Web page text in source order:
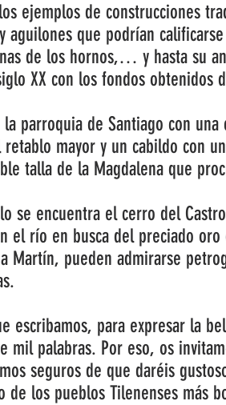
ejemplos de construcciones
aguilones que podrían
de los hornos,… y hasta su
XX con los fondos obtenidos
parroquia de Santiago con
mayor y un cabildo con
talla de la Magdalena que
se encuentra el cerro del
el río en busca del preciado
Martín, pueden admirarse
escribamos, para expresar la
mil palabras. Por eso, os
seguros de que daréis
de los pueblos Tilenenses más